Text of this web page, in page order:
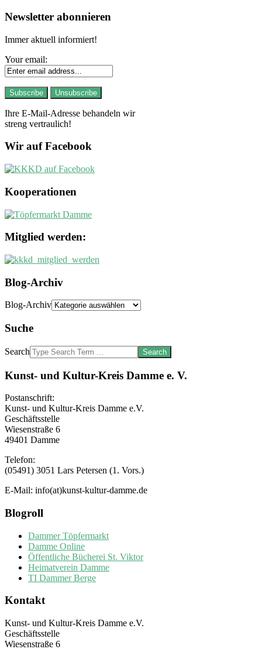
Newsletter abonnieren
Immer aktuell informiert!
Your email:
Ihre E-Mail-Adresse behandeln wir
streng vertraulich!
Wir auf Facebook
Kooperationen
Mitglied werden:
Blog-Archiv
Blog-Archiv
Suche
Search
Kunst- und Kultur-Kreis Damme e. V.
Postanschrift:
Kunst- und Kultur-Kreis Damme e.V.
Geschäftsstelle
Wiesenstraße 6
49401 Damme
Telefon:
(05491) 3051 Lars Petersen (1. Vors.)
E-Mail: info(at)kunst-kultur-damme.de
Blogroll
Dammer Töpfermarkt
Damme Online
Öffentliche Bücherei St. Viktor
Heimatverein Damme
TI Dammer Berge
Kontakt
Kunst- und Kultur-Kreis Damme e.V.
Geschäftsstelle
Wiesenstraße 6